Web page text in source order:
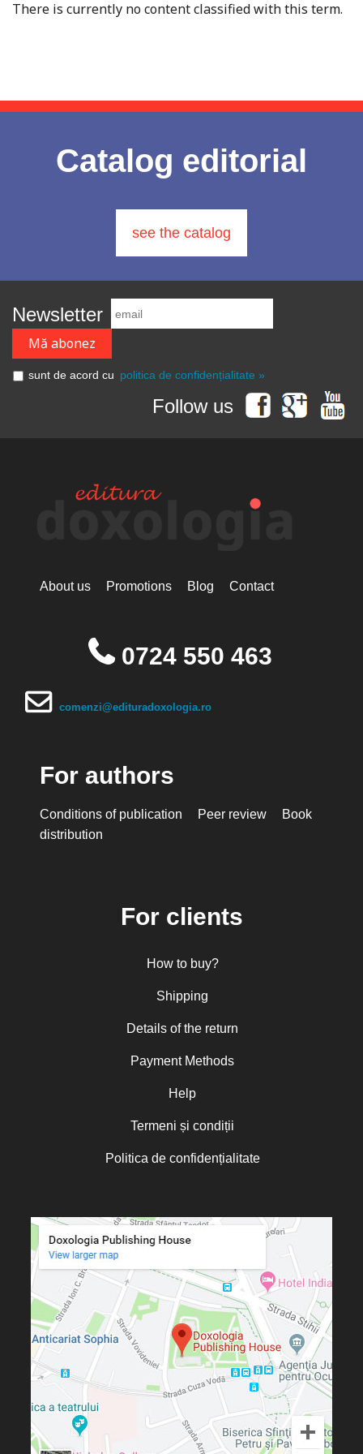
There is currently no content classified with this term.
Catalog editorial
see the catalog
Newsletter
sunt de acord cu politica de confidențialitate »
Follow us
About us Promotions Blog Contact
0724 550 463
comenzi@edituradoxologia.ro
For authors
Conditions of publication Peer review
Book
distribution
For clients
How to buy?
Shipping
Details of the return
Payment Methods
Help
Termeni și condiții
Politica de confidențialitate